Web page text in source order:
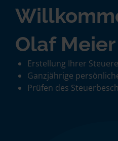
Olaf Meier
Erstellung Ihrer
Ganzjährige
Prüfen des